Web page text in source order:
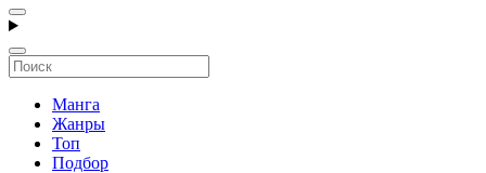
Манга
Жанры
Топ
Подбор